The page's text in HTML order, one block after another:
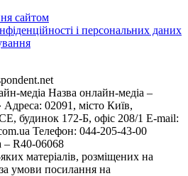
сайтом
і персональних даних
медіа Назва онлайн-медіа –
02091, місто Київ,
172-Б, офіс 208/1 E-mail:
Телефон: 044-205-43-00
– R40-06068
матеріалів, розміщених на
за умови посилання на